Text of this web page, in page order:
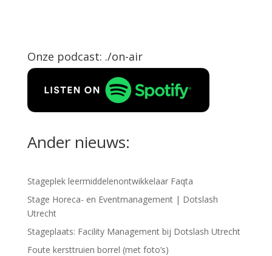
Onze podcast: ./on-air
Ander nieuws:
Stageplek leermiddelenontwikkelaar Faqta
Stage Horeca- en Eventmanagement | Dotslash
Utrecht
Stageplaats: Facility Management bij Dotslash Utrecht
Foute kersttruien borrel (met foto’s)